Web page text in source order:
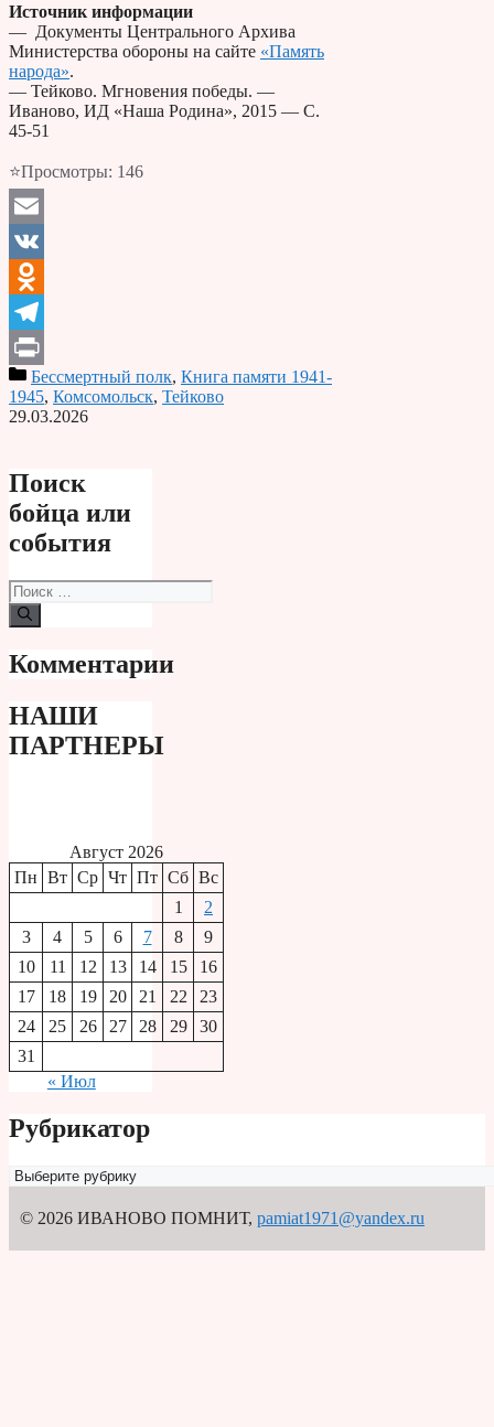
Источник информации
— Документы Центрального Архива
Министерства обороны на сайте «Память
народа».
— Тейково. Мгновения победы. —
Иваново, ИД «Наша Родина», 2015 — С.
45-51
⭐Просмотры: 146
Email
VK
Odnoklassniki
Telegram
PrintБессмертный полк, Книга памяти 1941-
1945, Комсомольск, Тейково
29.03.2026
Поиск
бойца или
события
Поиск:
Комментарии
НАШИ
ПАРТНЕРЫ
Август 2026
Пн Вт Ср Чт Пт Сб Вс
1
2
3
4 5 6 7 8
9
10
11 12 13 14 15
16
17
18 19 20 21 22
23
24
25 26 27 28 29
30
31
« Июл
Рубрикатор
Рубрикатор
© 2026 ИВАНОВО ПОМНИТ, pamiat1971@yandex.ru